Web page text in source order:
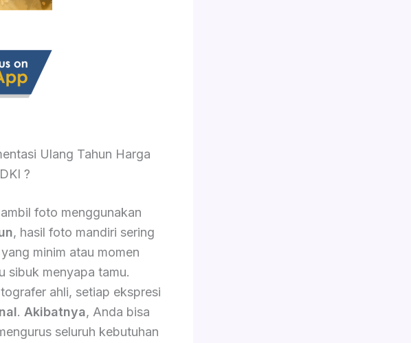
Ulang Tahun Harga
?
foto menggunakan
, hasil foto mandiri sering
minim atau momen
sibuk menyapa tamu.
ahli, setiap ekspresi
. Akibatnya, Anda bisa
seluruh kebutuhan